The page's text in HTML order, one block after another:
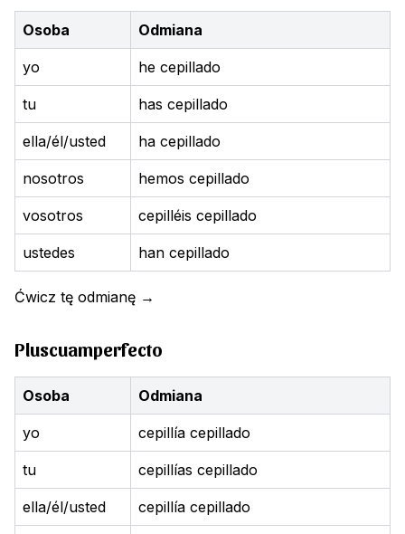
Osoba Odmiana
yo he cepillado
tu has cepillado
ella/él/usted ha cepillado
nosotros hemos cepillado
vosotros cepilléis cepillado
ustedes han cepillado
Ćwicz tę odmianę →
Pluscuamperfecto
Osoba Odmiana
yo cepillía cepillado
tu cepillías cepillado
ella/él/usted cepillía cepillado